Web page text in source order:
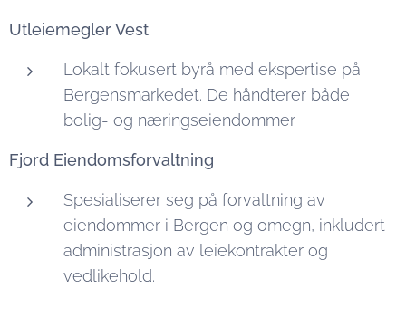
Utleiemegler Vest
Lokalt fokusert byrå med ekspertise på
Bergensmarkedet. De håndterer både
bolig- og næringseiendommer.
Fjord Eiendomsforvaltning
Spesialiserer seg på forvaltning av
eiendommer i Bergen og omegn, inkludert
administrasjon av leiekontrakter og
vedlikehold.